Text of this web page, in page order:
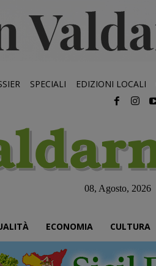
SPECIALI EDIZIONI LOCALI
08, Agosto, 2026
ECONOMIA CULTURA